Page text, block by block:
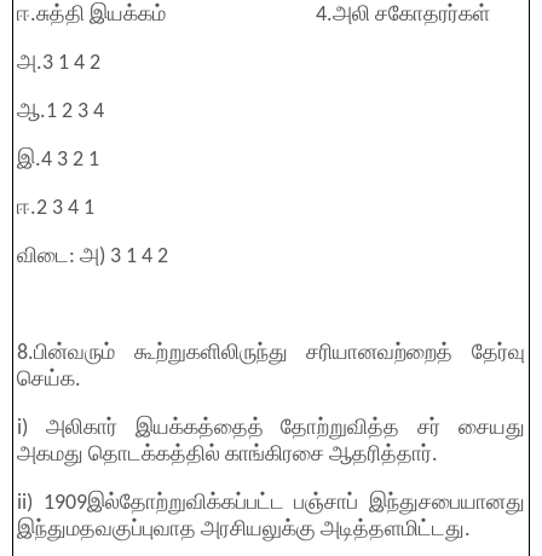
ஈ.சுத்தி இயக்கம் 4.அலி சகோதரர்கள்
அ.3 1 4 2
ஆ.1 2 3 4
இ.4 3 2 1
ஈ.2 3 4 1
விடை: அ) 3 1 4 2
8.பின்வரும் கூற்றுகளிலிருந்து சரியானவற்றைத் தேர்வு
செய்க.
i) அலிகார் இயக்கத்தைத் தோற்றுவித்த சர் சையது
அகமது தொடக்கத்தில் காங்கிரசை ஆதரித்தார்.
ii) 1909இல்தோற்றுவிக்கப்பட்ட பஞ்சாப் இந்துசபையானது
இந்துமதவகுப்புவாத அரசியலுக்கு அடித்தளமிட்டது.